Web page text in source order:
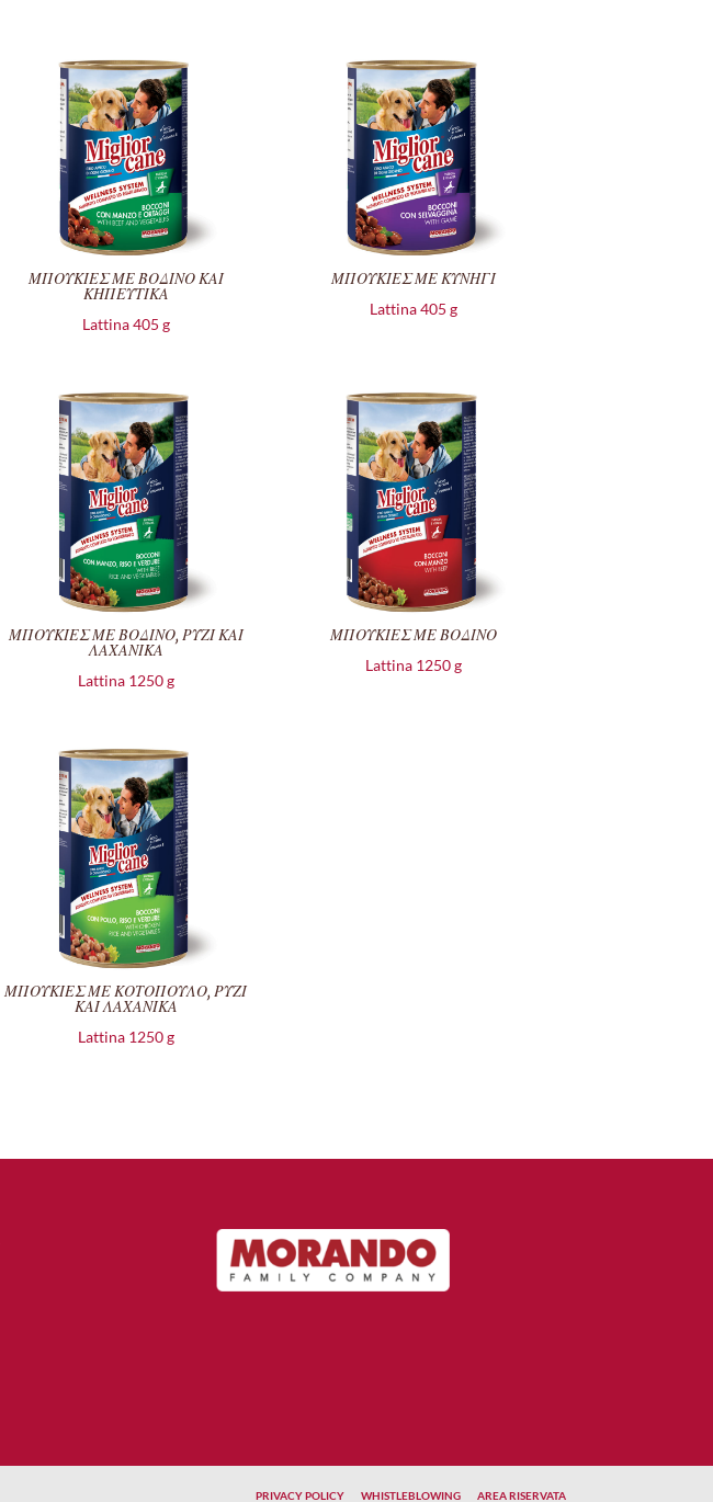
ΜΠΟΥΚΙΕΣ ΜΕ ΒΟΔΙΝΟ ΚΑΙ
ΚΗΠΕΥΤΙΚΑ
Lattina 405 g
ΜΠΟΥΚΙΕΣ ΜΕ ΚΥΝΗΓΙ
Lattina 405 g
ΜΠΟΥΚΙΕΣ ΜΕ ΒΟΔΙΝΟ, ΡΥΖΙ ΚΑΙ
ΛΑΧΑΝΙΚΑ
Lattina 1250 g
ΜΠΟΥΚΙΕΣ ΜΕ ΒΟΔΙΝΟ
Lattina 1250 g
ΜΠΟΥΚΙΕΣ ΜΕ ΚΟΤΟΠΟΥΛΟ, ΡΥΖΙ
ΚΑΙ ΛΑΧΑΝΙΚΑ
Lattina 1250 g
PRIVACY POLICY WHISTLEBLOWING AREA RISERVATA